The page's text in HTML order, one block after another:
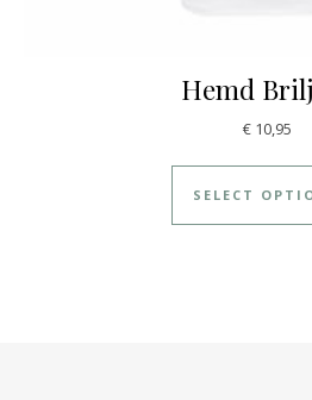
Hemd
€10,95
SELECT